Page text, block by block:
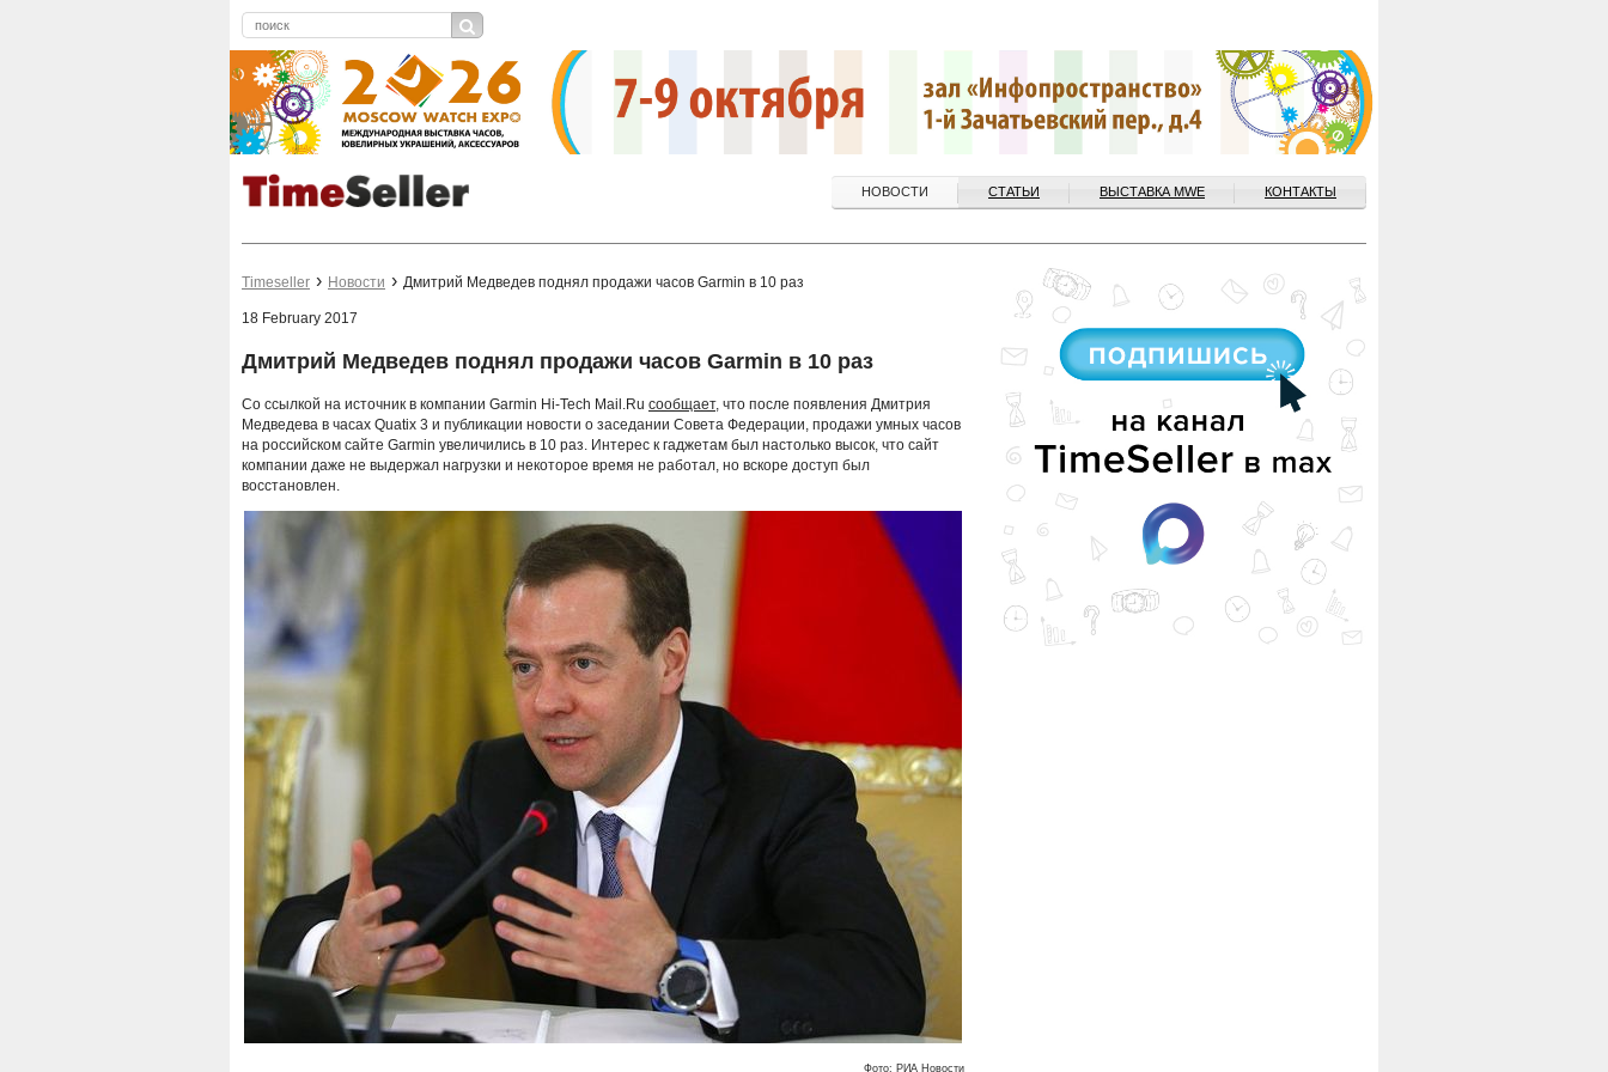
НОВОСТИ СТАТЬИ ВЫСТАВКА MWE КОНТАКТЫ
Timeseller Новости Дмитрий Медведев поднял продажи часов Garmin в 10 раз
18 February 2017
Дмитрий Медведев поднял продажи часов Garmin в 10 раз
Со ссылкой на источник в компании Garmin Hi-Tech Mail.Ru сообщает, что после появления Дмитрия
Медведева в часах Quatix 3 и публикации новости о заседании Совета Федерации, продажи умных часов
на российском сайте Garmin увеличились в 10 раз. Интерес к гаджетам был настолько высок, что сайт
компании даже не выдержал нагрузки и некоторое время не работал, но вскоре доступ был
восстановлен.
Фото: РИА Новости